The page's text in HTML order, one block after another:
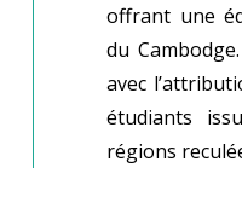
offrant une
du
avec
étudiants
régions